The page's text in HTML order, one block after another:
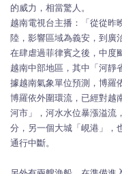
的威力，相當驚人。
越南電視台主播：「從從昨
陸，影響區域為義安，到廣
在肆虐過菲律賓之後，中度
越南中部地區，其中「河靜
據越南氣象單位預測，博羅
博羅依外圍環流，已經對越
河市」，河水水位暴漲溢流
分，另一個大城「峴港」，
通行中斷。